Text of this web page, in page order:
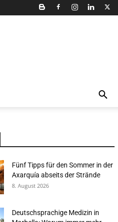
Fünf Tipps für den Sommer in der
Axarquía abseits der Strände
8. August 2026
Deutschsprachige Medizin in